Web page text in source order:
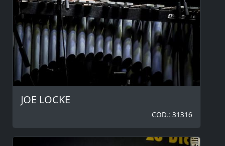
JOE LOCKE
COD.: 31316